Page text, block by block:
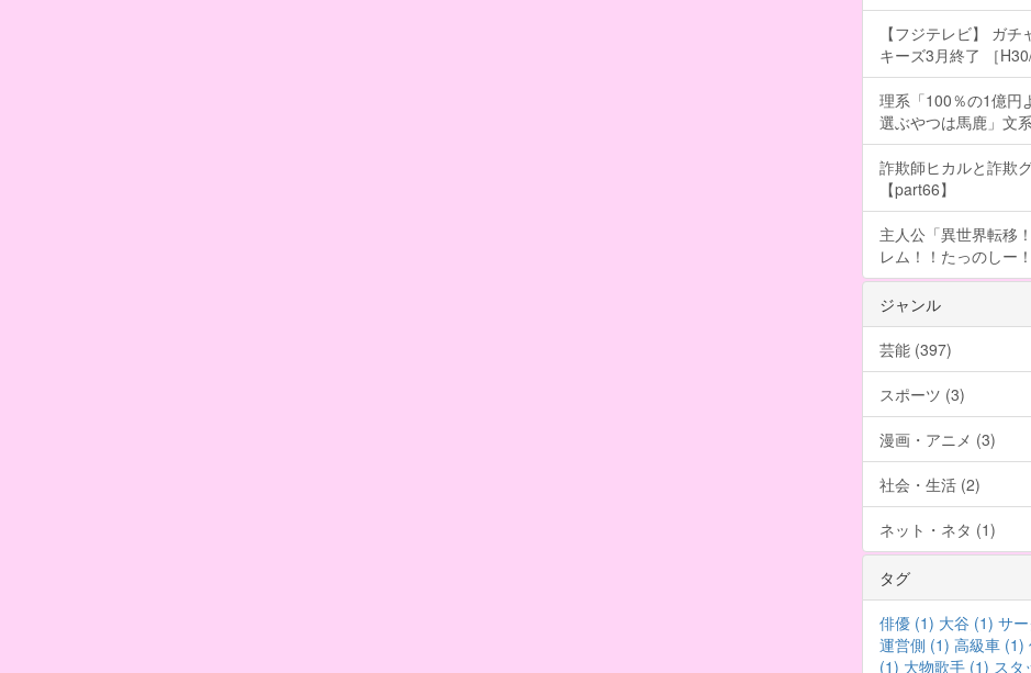
【フジテレビ】 ガ
キーズ3月終了 ［H30/
理系「100％の1億円
選ぶやつは馬鹿」文
詐欺師ヒカルと詐欺
【part66】
主人公「異世界転移
レム！！たっのしー
ジャンル
芸能 (397)
スポーツ (3)
漫画・アニメ (3)
社会・生活 (2)
ネット・ネタ (1)
タグ
俳優 (1) 大谷 (1) サ
運営側 (1) 高級車 (1)
(1) 大物歌手 (1) スタ